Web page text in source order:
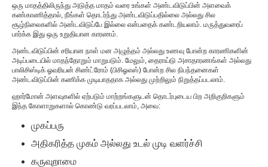
ஒரு மாதத்திலிருந்து அடுத்த மாதம் வரை உங்கள் அண்டவிடுப்பின் அளவைக்
கண்காணித்தால், நீங்கள் தொடர்ந்து அண்டவிடுப்பதில்லை அல்லது சில
சூழ்நிலைகளில் அண்டவிடுப்பே இல்லை என்பதைக் கண்டறியலாம். மருத்துவரைப்
பார்க்க இது ஒரு உறுதியான காரணம்.
அண்டவிடுப்பின் சரியான நாள் மன அழுத்தம் அல்லது உணவு போன்ற காரணிகளின்
அடிப்படையில் மாதந்தோறும் மாறுபடும். மேலும், தைராய்டு அசாதாரணங்கள் அல்லது
பாலிசிஸ்டிக் ஓவரியன் சிண்ட்ரோம் (பிசிஓஎஸ்) போன்ற சில நிபந்தனைகள்
அண்டவிடுப்பின் கணிக்க முடியாததாக அல்லது முற்றிலும் நிறுத்தப்படலாம்.
ஹார்மோன் அளவுகளில் ஏற்படும் மாற்றங்களுடன் தொடர்புடைய பிற அறிகுறிகளும்
இந்த கோளாறுகளால் கொண்டு வரப்படலாம், அவை:
முகப்பரு
அதிகரித்த முகம் அல்லது உடல் முடி வளர்ச்சி
கருவுறாமை